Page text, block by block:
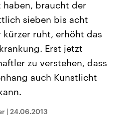
aus
USA
Aktuelle Beiträge,
Hintergründe
mit großem Einfluss auf
haben, braucht der
sieben bis acht
kürzer ruht, erhöht das
Erst jetzt
zu verstehen, dass
auch Kunstlicht
| 24.06.2013